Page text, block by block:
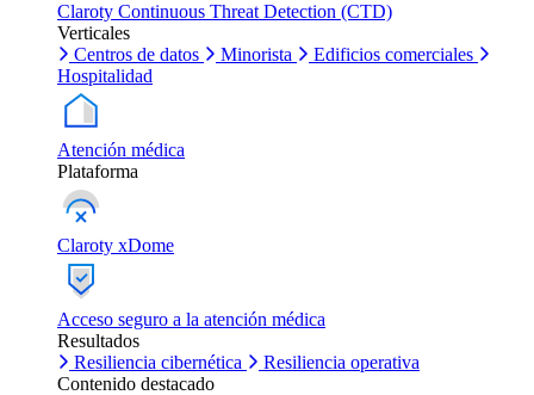
Claroty Continuous Threat Detection (CTD)
Verticales
Centros de datos
Minorista
Edificios comerciales
Hospitalidad
Atención médica
Plataforma
Claroty xDome
Acceso seguro a la atención médica
Resultados
Resiliencia cibernética
Resiliencia operativa
Contenido destacado